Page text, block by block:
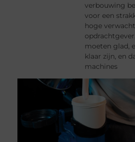
verbouwing
voor een
hoge
moeten glad,
klaar zijn, en
machines